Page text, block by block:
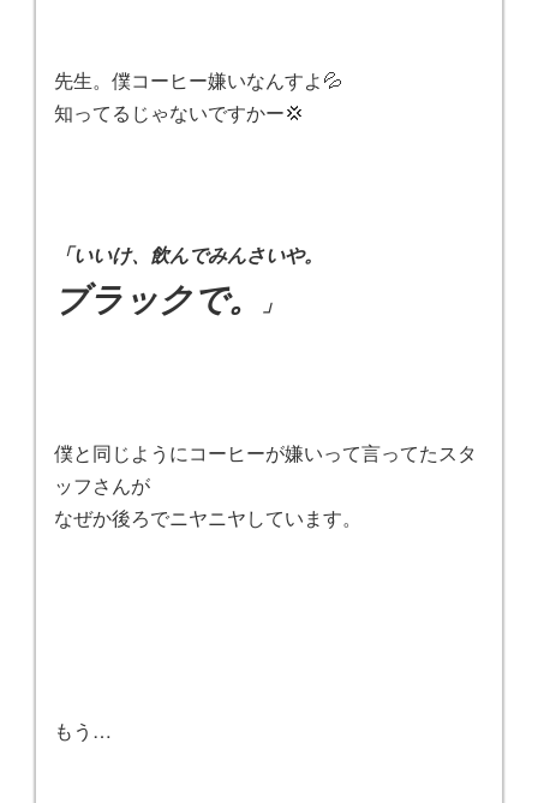
先生。僕コーヒー嫌いなんすよ💦
知ってるじゃないですかー💢
「いいけ、飲んでみんさいや。
ブラックで。 」
僕と同じようにコーヒーが嫌いって言ってたスタ
ッフさんが
なぜか後ろでニヤニヤしています。
もう…